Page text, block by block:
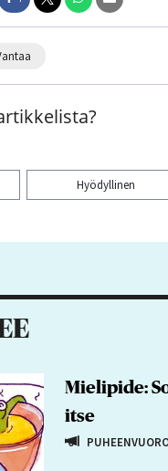
vantaa
Hyödyllinen
Mielipide:
itse